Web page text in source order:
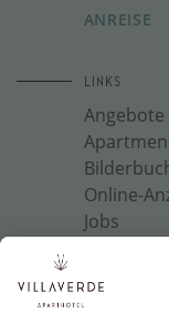
ANREISE
LINKS
Angebote
Online-
Jobs